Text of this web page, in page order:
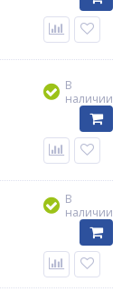
В
наличии
В
наличии